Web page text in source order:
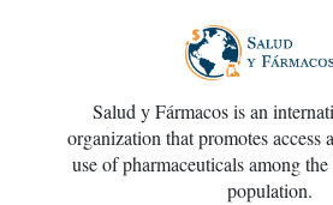
Salud y Fármacos is an
organization that promotes access
use of pharmaceuticals among
population.